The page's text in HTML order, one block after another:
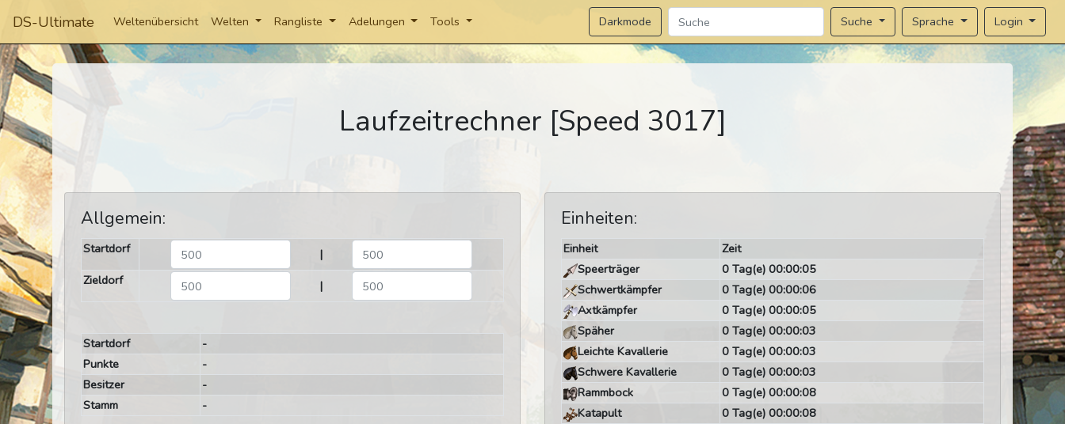
DS-Ultimate Weltenübersicht Welten Rangliste Adelungen Tools Darkmode Suche Sprache Login
Laufzeitrechner [Speed 3017]
Allgemein:
Startdorf
|
Zieldorf
|
Startdorf
-
Punkte
-
Besitzer
-
Stamm
-
Einheiten:
Einheit
Zeit
Speerträger
0 Tag(e) 00:00:05
Schwertkämpfer
0 Tag(e) 00:00:06
Axtkämpfer
0 Tag(e) 00:00:05
Späher
0 Tag(e) 00:00:03
Leichte Kavallerie
0 Tag(e) 00:00:03
Schwere Kavallerie
0 Tag(e) 00:00:03
Rammbock
0 Tag(e) 00:00:08
Katapult
0 Tag(e) 00:00:08